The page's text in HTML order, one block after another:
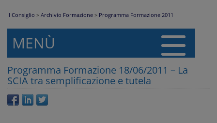
Il Consiglio > Archivio Formazione > Programma Formazione 2011
MENÙ
Programma Formazione 18/06/2011 – La
SCIA tra semplificazione e tutela